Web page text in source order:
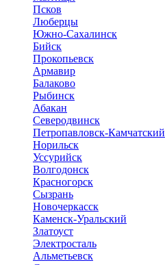
Псков
Люберцы
Южно-Сахалинск
Бийск
Прокопьевск
Армавир
Балаково
Рыбинск
Абакан
Северодвинск
Петропавловск-Камчатский
Норильск
Уссурийск
Волгодонск
Красногорск
Сызрань
Новочеркасск
Каменск-Уральский
Златоуст
Электросталь
Альметьевск